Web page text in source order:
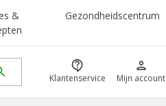
&
Gezondheidscentrum
contact_support
Klantenservice
person
Mijn account